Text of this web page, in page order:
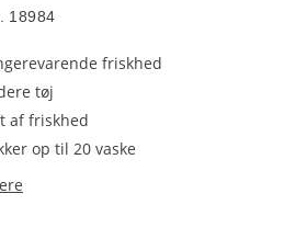
18984
friskhed
tøj
af friskhed
op til 20 vaske